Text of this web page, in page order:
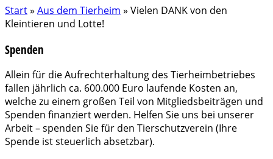
Start» Aus dem Tierheim » Vielen DANK von den
Kleintieren und Lotte!
Spenden
Allein für die Aufrechterhaltung des Tierheimbetriebes
fallen jährlich ca. 600.000 Euro laufende Kosten an,
welche zu einem großen Teil von Mitgliedsbeiträgen und
Spenden finanziert werden. Helfen Sie uns bei unserer
Arbeit – spenden Sie für den Tierschutzverein (Ihre
Spende ist steuerlich absetzbar).